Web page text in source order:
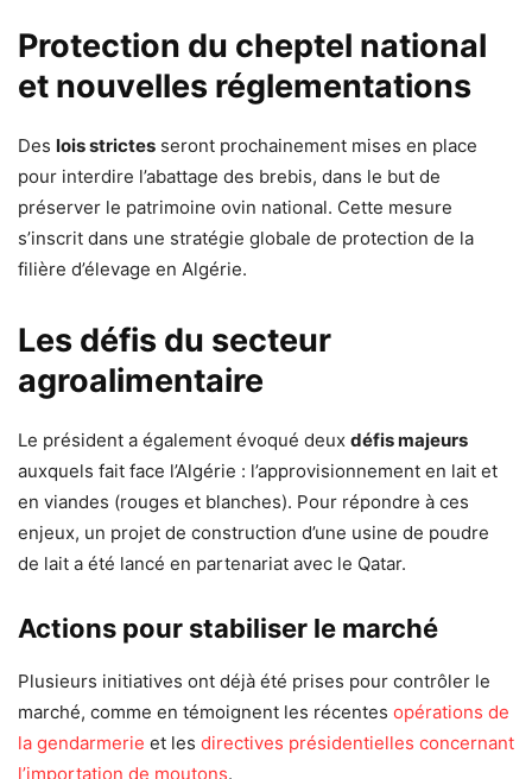
Protection du cheptel national
et nouvelles réglementations
Des lois strictes seront prochainement mises en place
pour interdire l’abattage des brebis, dans le but de
préserver le patrimoine ovin national. Cette mesure
s’inscrit dans une stratégie globale de protection de la
filière d’élevage en Algérie.
Les défis du secteur
agroalimentaire
Le président a également évoqué deux défis majeurs
auxquels fait face l’Algérie : l’approvisionnement en lait et
en viandes (rouges et blanches). Pour répondre à ces
enjeux, un projet de construction d’une usine de poudre
de lait a été lancé en partenariat avec le Qatar.
Actions pour stabiliser le marché
Plusieurs initiatives ont déjà été prises pour contrôler le
marché, comme en témoignent les récentes opérations de
la gendarmerie et les directives présidentielles concernant
l’importation de moutons.